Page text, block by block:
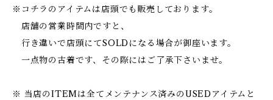
※コチラのアイテムは店頭でも販売しております。
店舗の営業時間内ですと、
行き違いで店頭にてSOLDになる場合が御座います。
一点物の古着です、その際にはご了承下さいませ。
※ 当店のITEMは全てメンテナンス済みのUSEDアイテムと